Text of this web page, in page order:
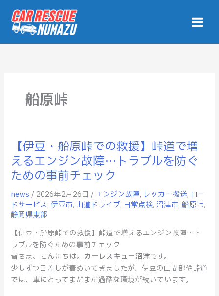
船原峠
【伊豆・船原峠での救援】峠道で増
えるエンジン故障…トラブルを防ぐ
ための事前チェック
news / 2026年2月26日/ エンジン故障, レッカー搬送, ロー
ドサービス,伊豆市, 山道ドライブ, 日常点検,沼津市,船原峠,
静岡県東部
【伊豆・船原峠での救援】峠道で増えるエンジン故障…ト
ラブルを防ぐための事前チェック
皆さま、こんにちは。 カーレスキュー沼津です。
少しずつ日差しが春めいてきましたが、伊豆の山間部や峠道
では、車にとってまだまだ過酷な環境が続いています。
【伊
豆・
船
原
峠
で
の
援】
峠
道
で
増